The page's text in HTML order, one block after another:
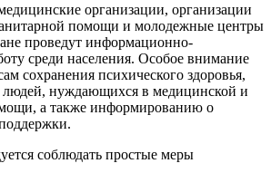
организации, организации
помощи и молодежные центры
проведут информационно-
среди населения. Особое внимание
сохранения психического здоровья,
нуждающихся в медицинской и
а также информированию о
соблюдать простые меры